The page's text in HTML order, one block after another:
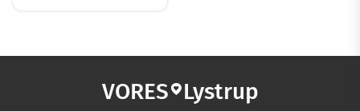
VORES Lystrup